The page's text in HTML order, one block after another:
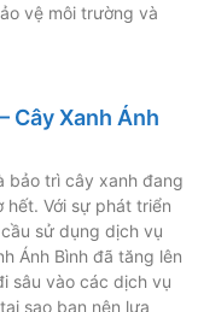
vệ môi trường và
Cây Xanh Ánh
bảo trì cây xanh đang
Với sự phát triển
sử dụng dịch vụ
Ánh Bình đã tăng lên
sâu vào các dịch vụ
sao bạn nên lựa